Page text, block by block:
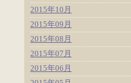
2015年10月
2015年09月
2015年08月
2015年07月
2015年06月